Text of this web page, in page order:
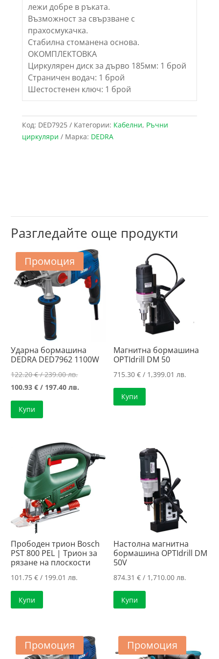
лежи добре в ръката.
Възможност за свързване с
прахосмукачка.
Стабилна стоманена основа.
ОКОМПЛЕКТОВКА
Циркулярен диск за дърво 185мм: 1 брой
Страничен водач: 1 брой
Шестостенен ключ: 1 брой
Код: DED7925 Категории: Кабелни, Ръчни
циркуляри
Марка: DEDRA
Разгледайте още продукти
Промоция
Ударна бормашина
DEDRA DED7962 1100W
122.20€/ 239.00 лв.Original
price
100.93€ / 197.40 лв.
197.40 лв..
Купи
Магнитна бормашина
OPTIdrill DM 50
715.30€ / 1,399.01 лв.
Купи
Прободен трион Bosch
PST 800 PEL | Трион за
рязане на плоскости
101.75€ / 199.01 лв.
Купи
Настолна магнитна
бормашина OPTIdrill DM
50V
874.31€ / 1,710.00 лв.
Купи
Промоция Промоция